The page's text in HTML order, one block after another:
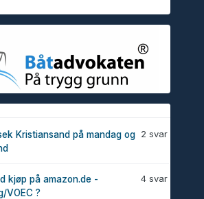
2 svar
Kristiansand på mandag og
4 svar
kjøp på amazon.de -
VOEC ?